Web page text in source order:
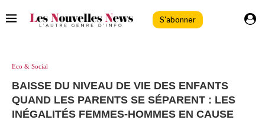
S'abonner
Eco & Social
BAISSE DU NIVEAU DE VIE DES ENFANTS
QUAND LES PARENTS SE SÉPARENT : LES
INÉGALITÉS FEMMES-HOMMES EN CAUSE